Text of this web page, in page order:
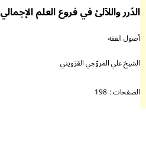
الدّرر واللآلئ في فروع العلم الإجمالي
أصول الفقه
الشيخ علي المروّجي القزويني
الصفحات : 198